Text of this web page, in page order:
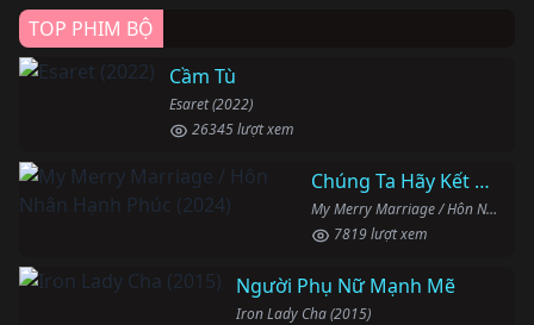
TOP PHIM BỘ
Cầm Tù
Esaret (2022)
26345 lượt xem
Chúng Ta Hãy Kết Hôn Nhé
My Merry Marriage / Hôn Nhân Hạnh Phúc (2024)
7819 lượt xem
Người Phụ Nữ Mạnh Mẽ
Iron Lady Cha (2015)